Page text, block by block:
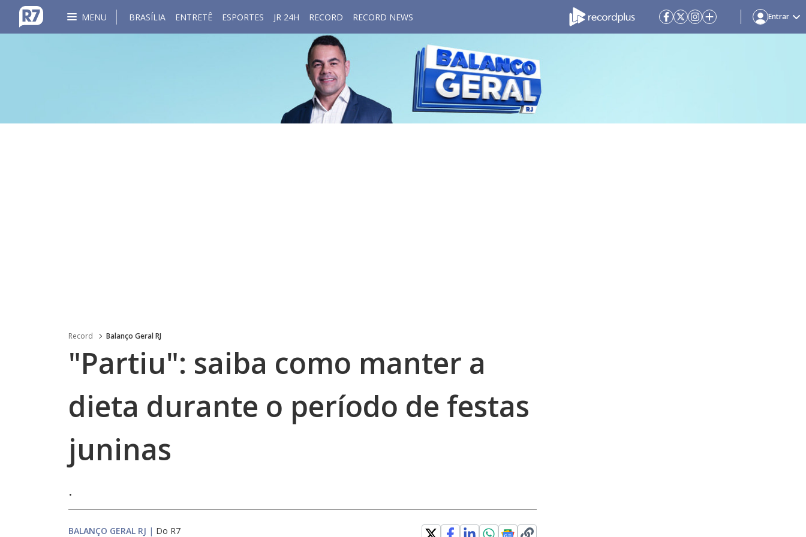
MENU BRASÍLIA ENTRETÊ ESPORTES JR 24H RECORD RECORD NEWS Entrar
Record Balanço Geral RJ
"Partiu": saiba como manter a
dieta durante o período de festas
juninas
.
BALANÇO GERAL RJ | Do R7